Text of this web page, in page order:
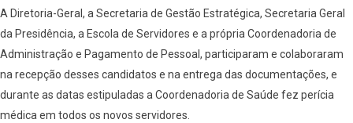
A Diretoria-Geral, a Secretaria de Gestão Estratégica, Secretaria Geral
da Presidência, a Escola de Servidores e a própria Coordenadoria de
Administração e Pagamento de Pessoal, participaram e colaboraram
na recepção desses candidatos e na entrega das documentações, e
durante as datas estipuladas a Coordenadoria de Saúde fez perícia
médica em todos os novos servidores.